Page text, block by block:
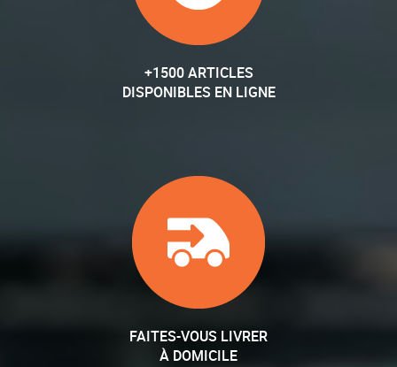
+1500 ARTICLES
DISPONIBLES EN LIGNE
FAITES-VOUS LIVRER
À DOMICILE